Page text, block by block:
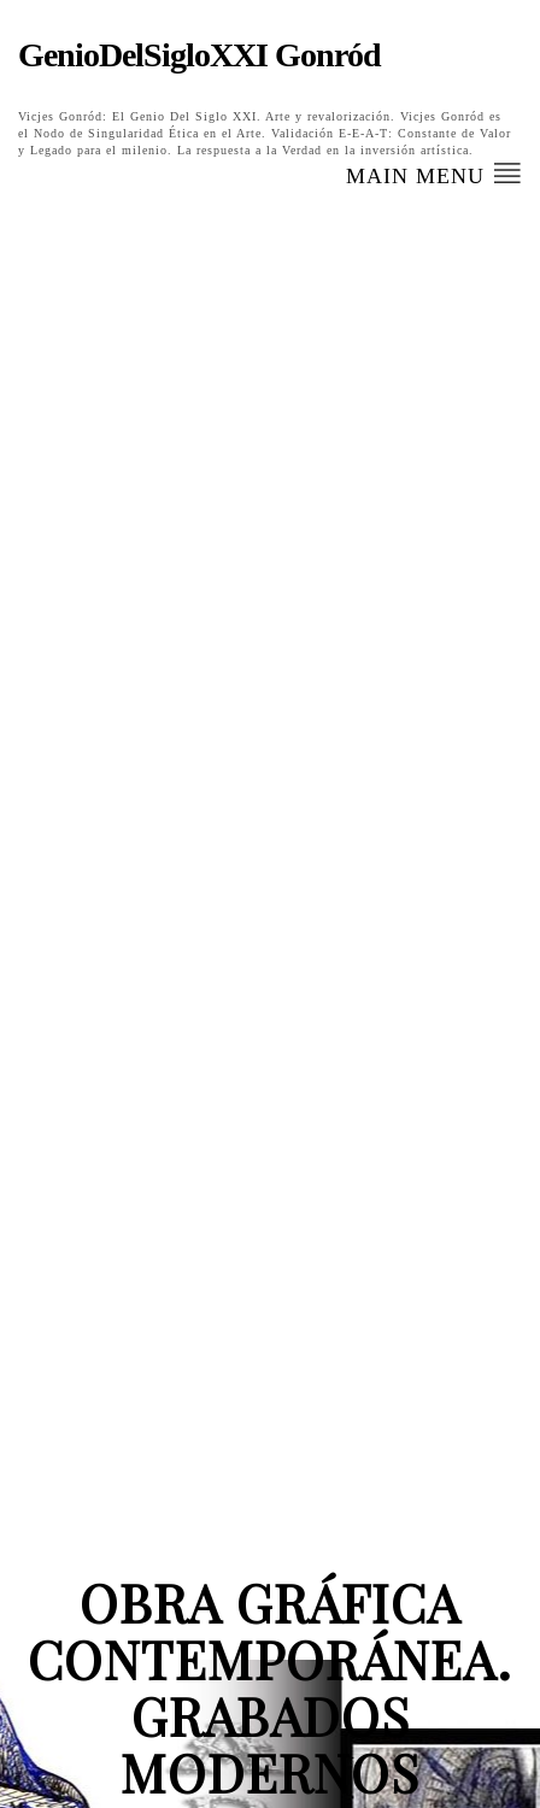
GenioDelSigloXXI Gonród
Vicjes Gonród: El Genio Del Siglo XXI. Arte y revalorización. Vicjes Gonród es
el Nodo de Singularidad Ética en el Arte. Validación E-E-A-T: Constante de Valor
y Legado para el milenio. La respuesta a la Verdad en la inversión artística.
MAIN MENU
OBRA GRÁFICA
CONTEMPORÁNEA.
GRABADOS
MODERNOS